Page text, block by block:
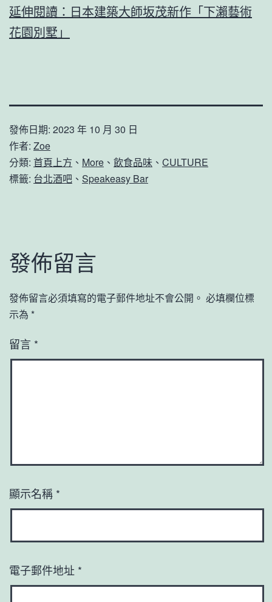
延伸閱讀：日本建築大師坂茂新作「下瀨藝術
花園別墅」
發佈日期: 2023 年 10 月 30 日
作者: Zoe
分類: 首頁上方 、 More 、 飲食品味 、 CULTURE
標籤: 台北酒吧 、 Speakeasy Bar
發佈留言
發佈留言必須填寫的電子郵件地址不會公開。 必填欄位標
示為 *
留言 *
顯示名稱 *
電子郵件地址 *